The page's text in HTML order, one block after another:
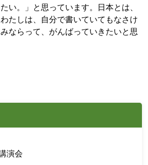
い。」と思っています。日本とは、
たしは、自分で書いていてもなさけ
ならって、がんばっていきたいと思
演会